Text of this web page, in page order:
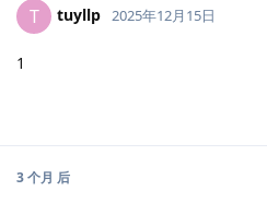
T tuyllp 2025年12月15日
1
3 个月 后